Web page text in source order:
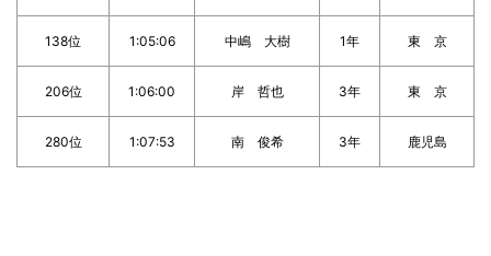
138位 1:05:06 中嶋 大樹 1年 東 京
206位 1:06:00 岸 哲也 3年 東 京
280位 1:07:53 南 俊希 3年 鹿児島